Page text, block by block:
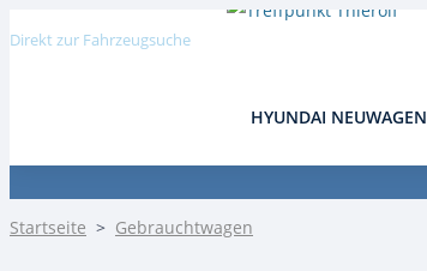
Direkt zur Fahrzeugsuche
HYUNDAI NEUWAGEN
Startseite > Gebrauchtwagen